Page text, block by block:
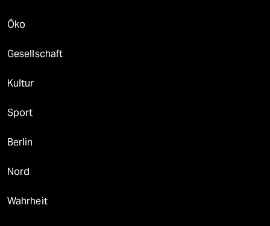
Öko
Gesellschaft
Kultur
Sport
Berlin
Nord
Wahrheit